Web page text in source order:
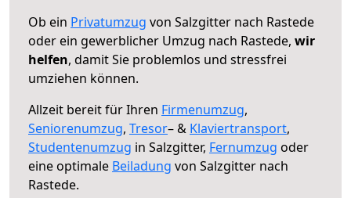
Ob ein Privatumzug von Salzgitter nach Rastede
oder ein gewerblicher Umzug nach Rastede, wir
helfen, damit Sie problemlos und stressfrei
umziehen können.
Allzeit bereit für Ihren Firmenumzug,
Seniorenumzug, Tresor– & Klaviertransport,
Studentenumzug in Salzgitter, Fernumzug oder
eine optimale Beiladung von Salzgitter nach
Rastede.